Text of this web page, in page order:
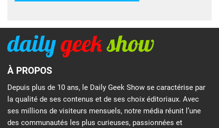
À PROPOS
Depuis plus de 10 ans, le Daily Geek Show se caractérise par
la qualité de ses contenus et de ses choix éditoriaux. Avec
ses millions de visiteurs mensuels, notre média réunit l’une
des communautés les plus curieuses, passionnées et